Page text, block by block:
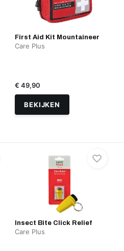
First Aid Kit Mountaineer
Care Plus
€ 49,90
BEKIJKEN
Insect Bite Click Relief
Care Plus